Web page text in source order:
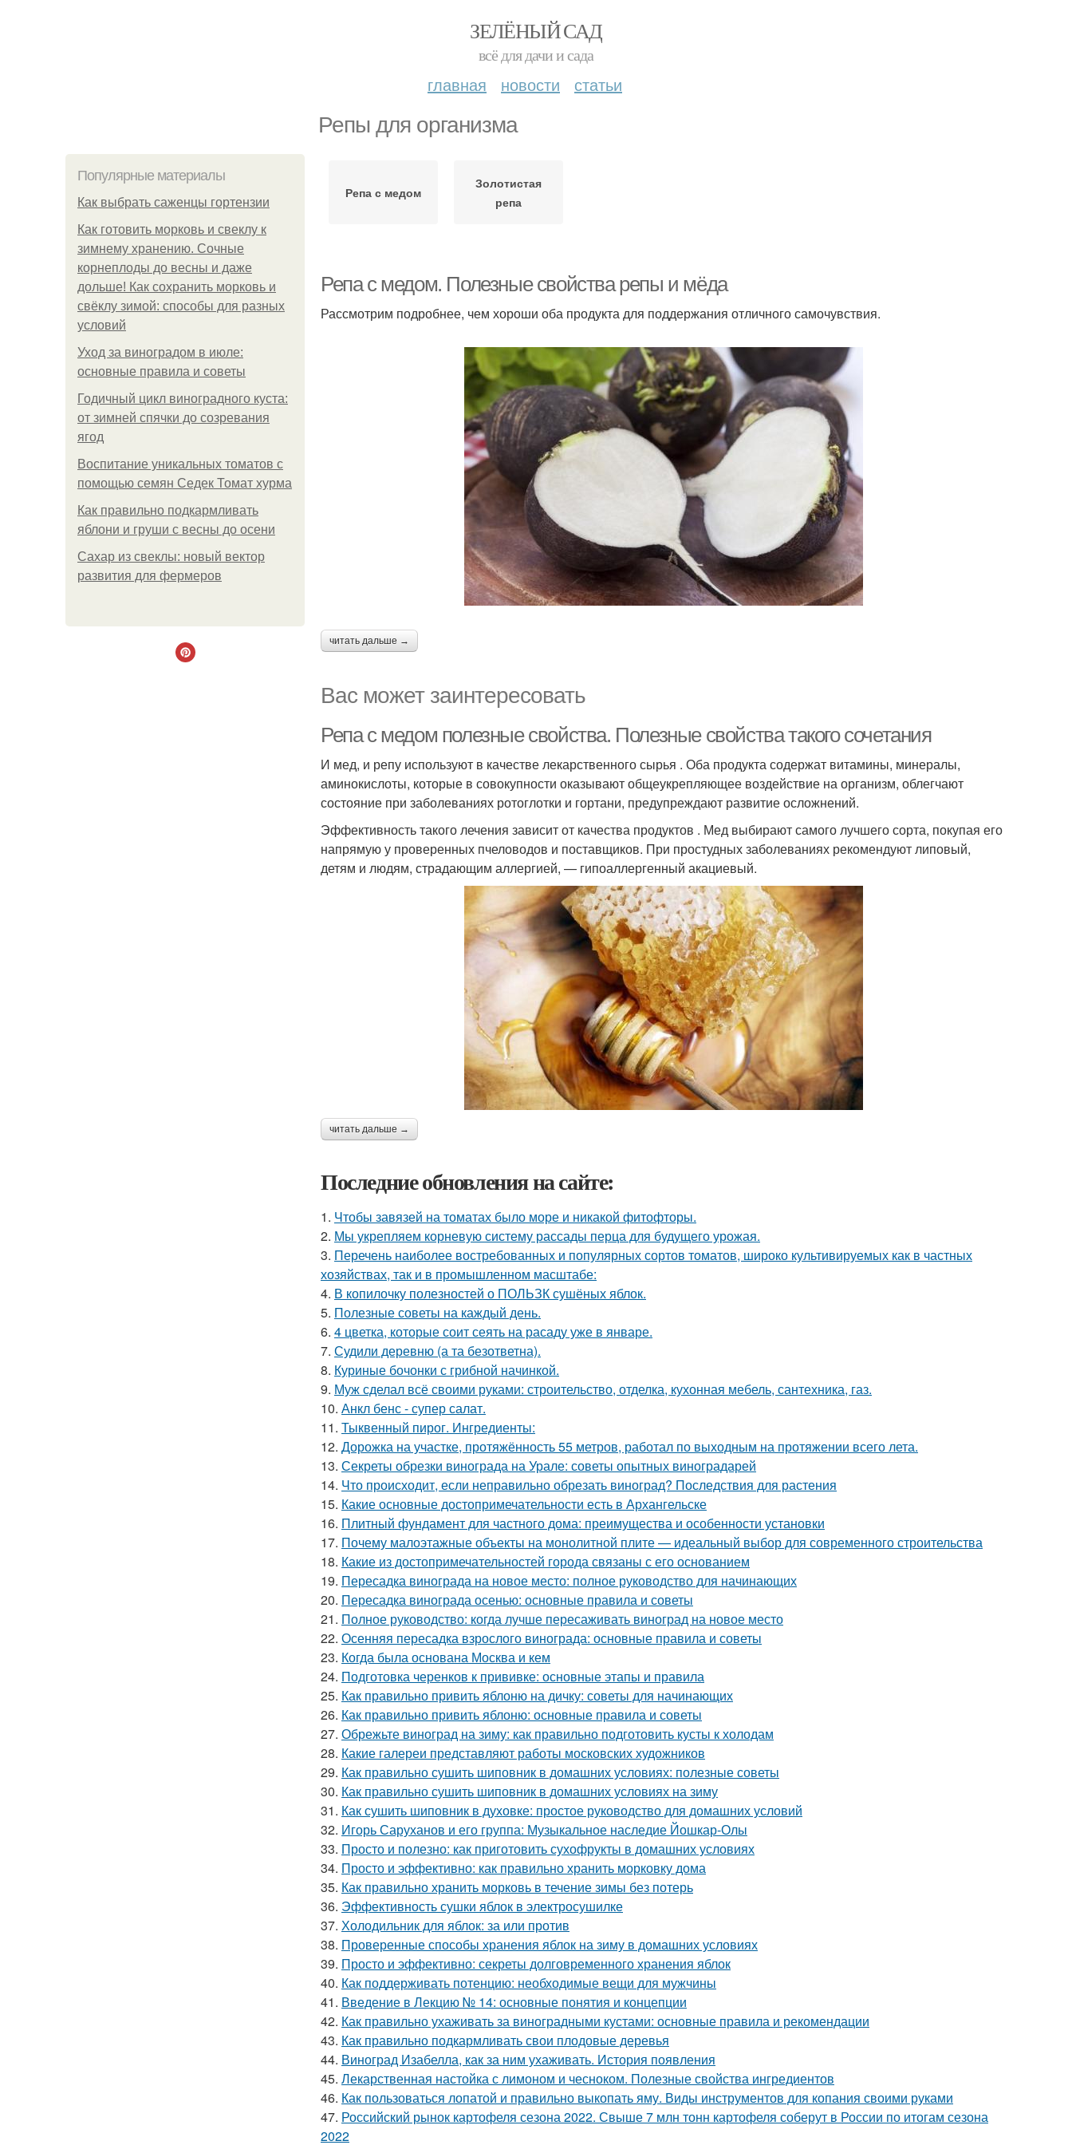
ЗЕЛЁНЫЙ САД
всё для дачи и сада
главная новости статьи
Репы для организма
Популярные материалы
Как выбрать саженцы гортензии
Как готовить морковь и свеклу к
зимнему хранению. Сочные
корнеплоды до весны и даже
дольше! Как сохранить морковь и
свёклу зимой: способы для разных
условий
Уход за виноградом в июле:
основные правила и советы
Годичный цикл виноградного куста:
от зимней спячки до созревания
ягод
Воспитание уникальных томатов с
помощью семян Седек Томат хурма
Как правильно подкармливать
яблони и груши с весны до осени
Сахар из свеклы: новый вектор
развития для фермеров
Репа с медом
Золотистая
репа
Репа с медом. Полезные свойства репы и мёда
Рассмотрим подробнее, чем хороши оба продукта для поддержания отличного самочувствия.
читать дальше →
Вас может заинтересовать
Репа с медом полезные свойства. Полезные свойства такого сочетания
И мед, и репу используют в качестве лекарственного сырья . Оба продукта содержат витамины, минералы,
аминокислоты, которые в совокупности оказывают общеукрепляющее воздействие на организм, облегчают
состояние при заболеваниях ротоглотки и гортани, предупреждают развитие осложнений.
Эффективность такого лечения зависит от качества продуктов . Мед выбирают самого лучшего сорта, покупая его
напрямую у проверенных пчеловодов и поставщиков. При простудных заболеваниях рекомендуют липовый,
детям и людям, страдающим аллергией, — гипоаллергенный акациевый.
читать дальше →
Последние обновления на сайте:
1. Чтобы завязей на томатах было море и никакой фитофторы.
2. Мы укрепляем корневую систему рассады перца для будущего урожая.
3. Перечень наиболее востребованных и популярных сортов томатов, широко культивируемых как в частных
хозяйствах, так и в промышленном масштабе:
4. В копилочку полезностей о ПОЛЬЗК сушёных яблок.
5. Полезные советы на каждый день.
6. 4 цветка, которые соит сеять на расаду уже в январе.
7. Судили деревню (а та безответна).
8. Куриные бочонки с грибной начинкой.
9. Муж сделал всё своими руками: строительство, отделка, кухонная мебель, сантехника, газ.
10. Анкл бенс - супер салат.
11. Тыквенный пирог. Ингредиенты:
12. Дорожка на участке, протяжённость 55 метров, работал по выходным на протяжении всего лета.
13. Секреты обрезки винограда на Урале: советы опытных виноградарей
14. Что происходит, если неправильно обрезать виноград? Последствия для растения
15. Какие основные достопримечательности есть в Архангельске
16. Плитный фундамент для частного дома: преимущества и особенности установки
17. Почему малоэтажные объекты на монолитной плите — идеальный выбор для современного строительства
18. Какие из достопримечательностей города связаны с его основанием
19. Пересадка винограда на новое место: полное руководство для начинающих
20. Пересадка винограда осенью: основные правила и советы
21. Полное руководство: когда лучше пересаживать виноград на новое место
22. Осенняя пересадка взрослого винограда: основные правила и советы
23. Когда была основана Москва и кем
24. Подготовка черенков к прививке: основные этапы и правила
25. Как правильно привить яблоню на дичку: советы для начинающих
26. Как правильно привить яблоню: основные правила и советы
27. Обрежьте виноград на зиму: как правильно подготовить кусты к холодам
28. Какие галереи представляют работы московских художников
29. Как правильно сушить шиповник в домашних условиях: полезные советы
30. Как правильно сушить шиповник в домашних условиях на зиму
31. Как сушить шиповник в духовке: простое руководство для домашних условий
32. Игорь Саруханов и его группа: Музыкальное наследие Йошкар-Олы
33. Просто и полезно: как приготовить сухофрукты в домашних условиях
34. Просто и эффективно: как правильно хранить морковку дома
35. Как правильно хранить морковь в течение зимы без потерь
36. Эффективность сушки яблок в электросушилке
37. Холодильник для яблок: за или против
38. Проверенные способы хранения яблок на зиму в домашних условиях
39. Просто и эффективно: секреты долговременного хранения яблок
40. Как поддерживать потенцию: необходимые вещи для мужчины
41. Введение в Лекцию № 14: основные понятия и концепции
42. Как правильно ухаживать за виноградными кустами: основные правила и рекомендации
43. Как правильно подкармливать свои плодовые деревья
44. Виноград Изабелла, как за ним ухаживать. История появления
45. Лекарственная настойка с лимоном и чесноком. Полезные свойства ингредиентов
46. Как пользоваться лопатой и правильно выкопать яму. Виды инструментов для копания своими руками
47. Российский рынок картофеля сезона 2022. Свыше 7 млн тонн картофеля соберут в России по итогам сезона
2022